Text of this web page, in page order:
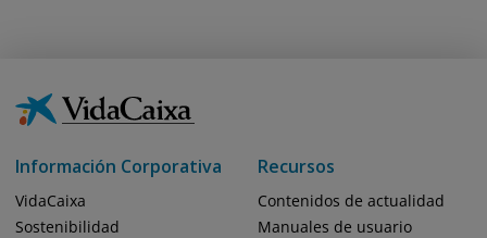
Información Corporativa
VidaCaixa
Sostenibilidad
Recursos
Contenidos de actualidad
Manuales de usuario